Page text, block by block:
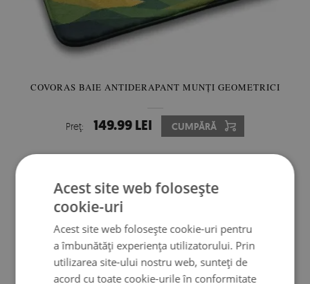
COVORAS BAIE ANTIDERAPANT MUNȚI GEOMETRICI
Preţ: 149.99 LEI CUMPĂRĂ
Acest site web folosește
cookie-uri
Acest site web folosește cookie-uri pentru
a îmbunătăți experiența utilizatorului. Prin
utilizarea site-ului nostru web, sunteți de
acord cu toate cookie-urile în conformitate